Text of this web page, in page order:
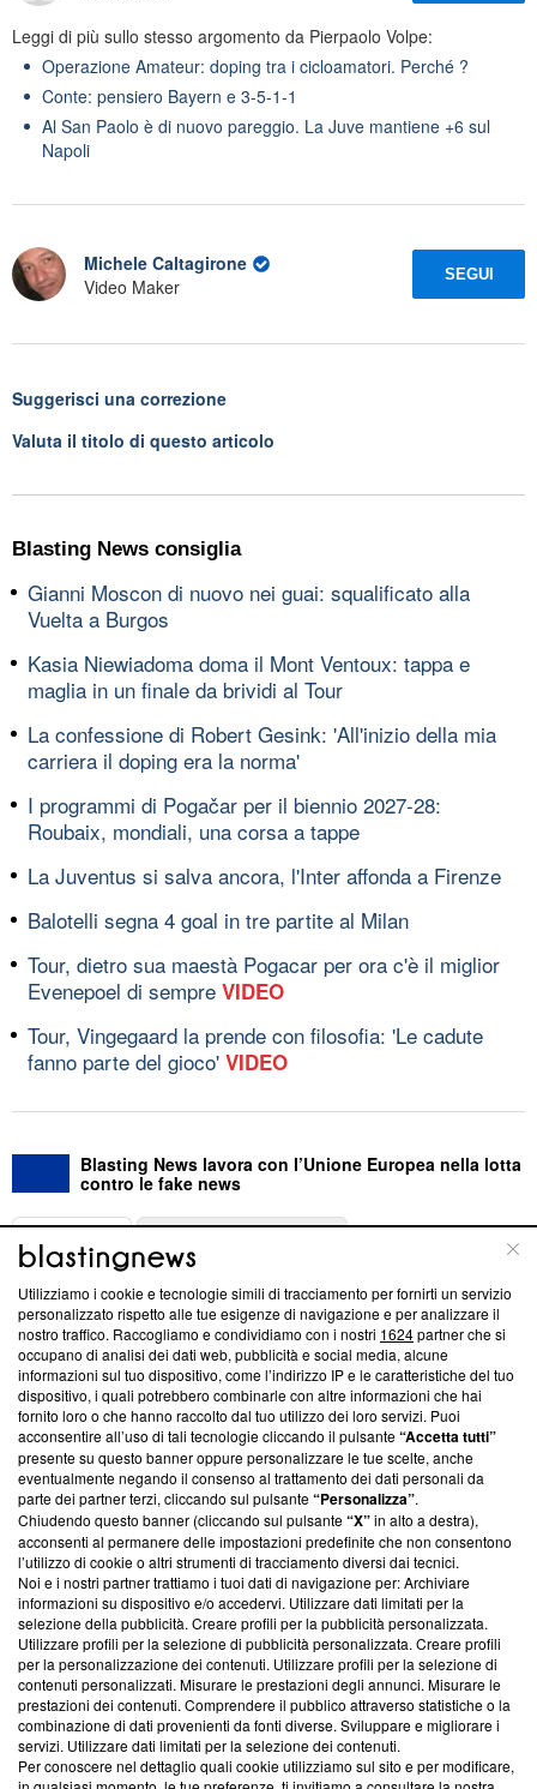
Leggi di più sullo stesso argomento da Pierpaolo Volpe:
Operazione Amateur: doping tra i cicloamatori. Perché ?
Conte: pensiero Bayern e 3-5-1-1
Al San Paolo è di nuovo pareggio. La Juve mantiene +6 sul
Napoli
Michele Caltagirone
Video Maker
SEGUI
Suggerisci una correzione
Valuta il titolo di questo articolo
Blasting News consiglia
Gianni Moscon di nuovo nei guai: squalificato alla
Vuelta a Burgos
Kasia Niewiadoma doma il Mont Ventoux: tappa e
maglia in un finale da brividi al Tour
La confessione di Robert Gesink: 'All'inizio della mia
carriera il doping era la norma'
I programmi di Pogačar per il biennio 2027-28:
Roubaix, mondiali, una corsa a tappe
La Juventus si salva ancora, l'Inter affonda a Firenze
Balotelli segna 4 goal in tre partite al Milan
Tour, dietro sua maestà Pogacar per ora c'è il miglior
Evenepoel di sempre VIDEO
Tour, Vingegaard la prende con filosofia: 'Le cadute
fanno parte del gioco' VIDEO
Blasting News lavora con l’Unione Europea nella lotta
contro le fake news
ABOUT
Questa sezione offre informazioni trasparenti su Blasting
News, sui nostri processi editoriali e su come ci impegniamo a
creare news di qualità. Inoltre, afferma la nostra aderenza a
‘Trust Project - News with Integrity’Blasting News non è
ancora membro del programma, ma ha richiesto di farne
parte; Trust Project non ha ancora effettuato una verifica di
conformità agli standard.
Su di noi
Team editoriale
Corporate
Redazione
Informativa Privacy
Cookie Policy
Blasting SA, IDI CHE-247.845.224, Via Carlo Frasca, 3 - 6900
Lugano (Svizzera) Tel:+39 0690258937
Utilizziamo i cookie e tecnologie simili di tracciamento per fornirti un servizio
personalizzato rispetto alle tue esigenze di navigazione e per analizzare il
nostro traffico. Raccogliamo e condividiamo con i nostri 1624partner che si
occupano di analisi dei dati web, pubblicità e social media, alcune
informazioni sul tuo dispositivo, come l’indirizzo IP e le caratteristiche del tuo
dispositivo, i quali potrebbero combinarle con altre informazioni che hai
fornito loro o che hanno raccolto dal tuo utilizzo dei loro servizi. Puoi
acconsentire all’uso di tali tecnologie cliccando il pulsante“Accetta tutti”
presente su questo banner oppure personalizzare le tue scelte, anche
eventualmente negando il consenso al trattamento dei dati personali da
parte dei partner terzi, cliccando sul pulsante“Personalizza”.
Chiudendo questo banner (cliccando sul pulsante“X”in alto a destra),
acconsenti al permanere delle impostazioni predefinite che non consentono
l’utilizzo di cookie o altri strumenti di tracciamento diversi dai tecnici.
Noi e i nostri partner trattiamo i tuoi dati di navigazione per: Archiviare
informazioni su dispositivo e/o accedervi. Utilizzare dati limitati per la
selezione della pubblicità. Creare profili per la pubblicità personalizzata.
Utilizzare profili per la selezione di pubblicità personalizzata. Creare profili
per la personalizzazione dei contenuti. Utilizzare profili per la selezione di
contenuti personalizzati. Misurare le prestazioni degli annunci. Misurare le
prestazioni dei contenuti. Comprendere il pubblico attraverso statistiche o la
combinazione di dati provenienti da fonti diverse. Sviluppare e migliorare i
servizi. Utilizzare dati limitati per la selezione dei contenuti.
Per conoscere nel dettaglio quali cookie utilizziamo sul sito e per modificare,